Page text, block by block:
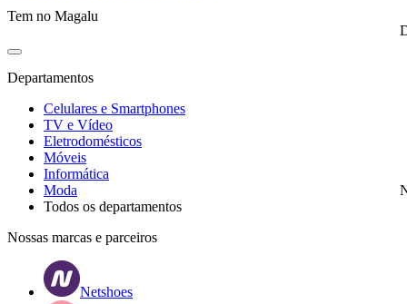
Tem no Magalu
Departamentos
Celulares e Smartphones
TV e Vídeo
Eletrodomésticos
Móveis
Informática
Moda
Todos os departamentos
Nossas marcas e parceiros
Netshoes